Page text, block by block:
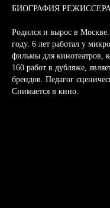
БИОГРАФИЯ
Родился и вырос в
году. 6 лет работал у
фильмы для кинотеатров,
160 работ в дубляже,
брендов. Педагог
Снимается в кино.